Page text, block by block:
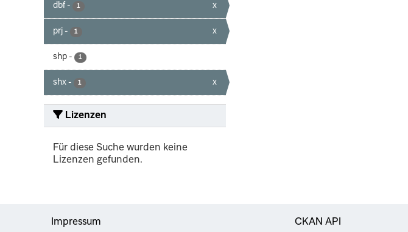
dbf - 1 x
prj - 1 x
shp - 1
shx - 1 x
Lizenzen
Für diese Suche wurden keine
Lizenzen gefunden.
Impressum CKAN API